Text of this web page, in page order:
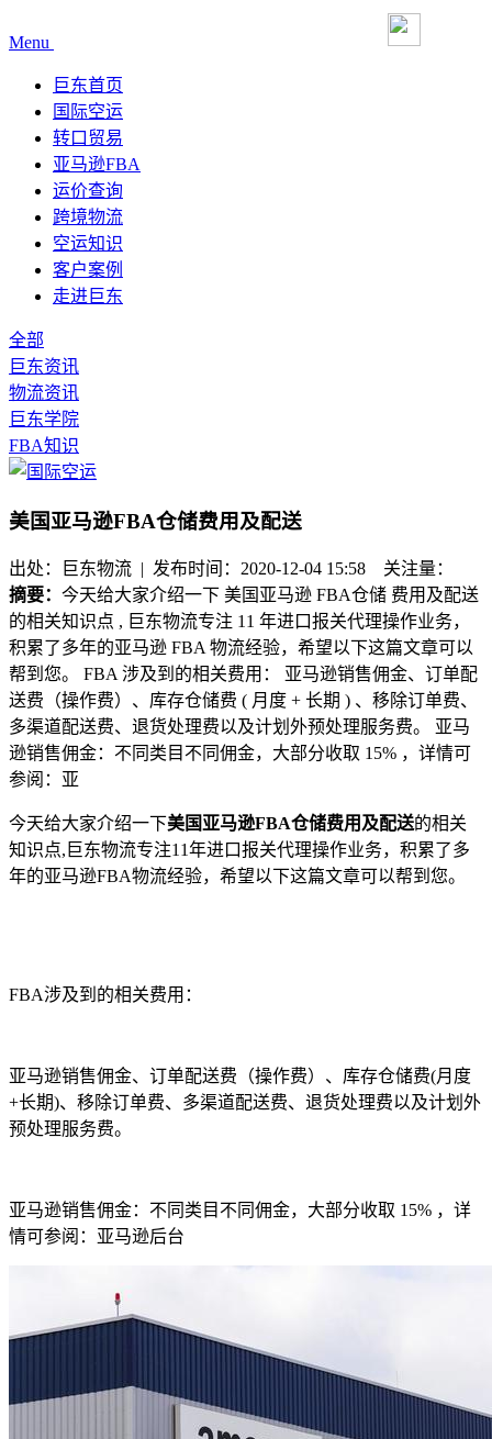
Menu
巨东首页
国际空运
转口贸易
亚马逊FBA
运价查询
跨境物流
空运知识
客户案例
走进巨东
全部
巨东资讯
物流资讯
巨东学院
FBA知识
美国亚马逊FBA仓储费用及配送
出处：巨东物流 | 发布时间：2020-12-04 15:58 关注量：
摘要： 今天给大家介绍一下 美国亚马逊 FBA仓储 费用及配送
的相关知识点 , 巨东物流专注 11 年进口报关代理操作业务，
积累了多年的亚马逊 FBA 物流经验，希望以下这篇文章可以
帮到您。 FBA 涉及到的相关费用： 亚马逊销售佣金、订单配
送费（操作费）、库存仓储费 ( 月度 + 长期 ) 、移除订单费、
多渠道配送费、退货处理费以及计划外预处理服务费。 亚马
逊销售佣金：不同类目不同佣金，大部分收取 15% ，详情可
参阅：亚
今天给大家介绍一下美国亚马逊FBA仓储费用及配送的相关
知识点, 巨东物流专注11年进口报关代理操作业务，积累了多
年的亚马逊FBA物流经验，希望以下这篇文章可以帮到您。
FBA涉及到的相关费用：
亚马逊销售佣金、订单配送费（操作费）、库存仓储费(月度
+长期)、移除订单费、多渠道配送费、退货处理费以及计划外
预处理服务费。
亚马逊销售佣金：不同类目不同佣金，大部分收取 15% ，详
情可参阅：亚马逊后台